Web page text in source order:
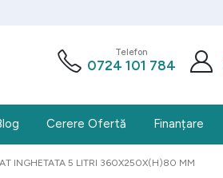
Telefon
0724 101 784
Cerere Ofertă Finanțare
INGHETATA 5 LITRI 360X250X(H)80 MM